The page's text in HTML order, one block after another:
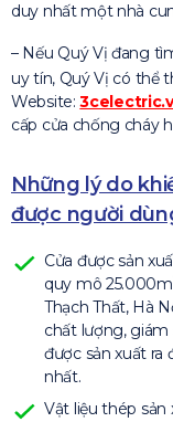
duy nhất một nhà
– Nếu Quý Vị đang
uy tín, Quý Vị có thể
Website:
cấp cửa chống cháy
Những lý do
được người
Cửa được sản
quy mô 25.000m
Thạch Thất, Hà
chất lượng,
được sản xuất ra
nhất.
Vật liệu thép